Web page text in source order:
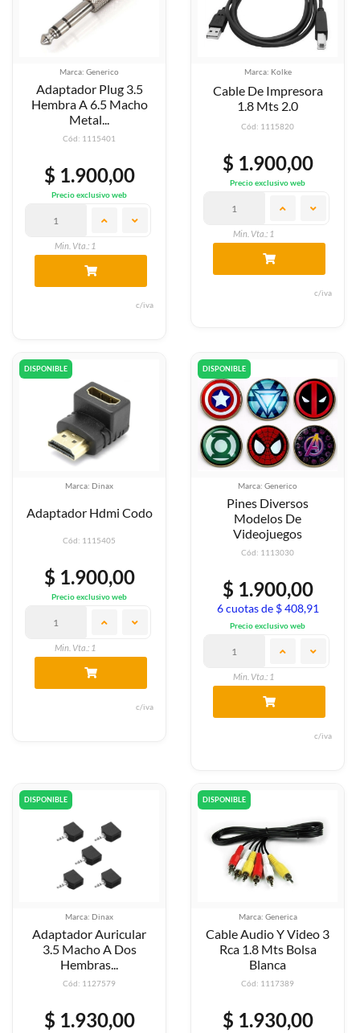
Marca: Generico
Adaptador Plug 3.5
Hembra A 6.5 Macho
Metal...
Cód: 1115401
$ 1.900,00
Precio exclusivo web
Min. Vta.: 1
c/iva
Marca: Kolke
Cable De Impresora
1.8 Mts 2.0
Cód: 1115820
$ 1.900,00
Precio exclusivo web
Min. Vta.: 1
c/iva
DISPONIBLE
Marca: Dinax
Adaptador Hdmi Codo
Cód: 1115405
$ 1.900,00
Precio exclusivo web
Min. Vta.: 1
c/iva
DISPONIBLE
Marca: Generico
Pines Diversos
Modelos De
Videojuegos
Cód: 1113030
$ 1.900,00
6 cuotas de $ 408,91
Precio exclusivo web
Min. Vta.: 1
c/iva
DISPONIBLE
Marca: Dinax
Adaptador Auricular
3.5 Macho A Dos
Hembras...
Cód: 1127579
$ 1.930,00
DISPONIBLE
Marca: Generica
Cable Audio Y Video 3
Rca 1.8 Mts Bolsa
Blanca
Cód: 1117389
$ 1.930,00